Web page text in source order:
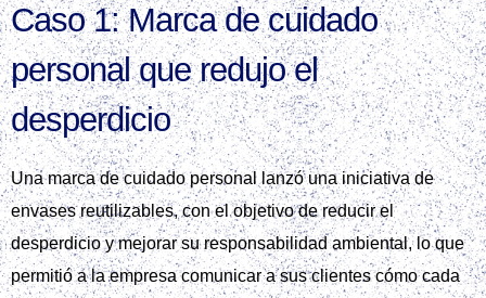
Caso 1: Marca de cuidado
personal que redujo el
desperdicio
Una marca de cuidado personal lanzó una iniciativa de
envases reutilizables, con el objetivo de reducir el
desperdicio y mejorar su responsabilidad ambiental, lo que
permitió a la empresa comunicar a sus clientes cómo cada